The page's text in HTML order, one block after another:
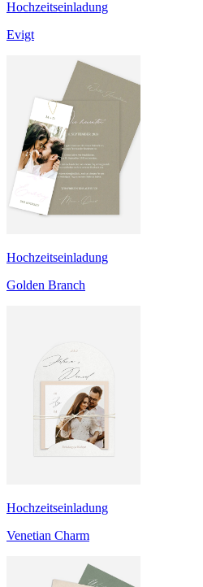
Hochzeitseinladung
Evigt
Hochzeitseinladung
Golden Branch
Hochzeitseinladung
Venetian Charm